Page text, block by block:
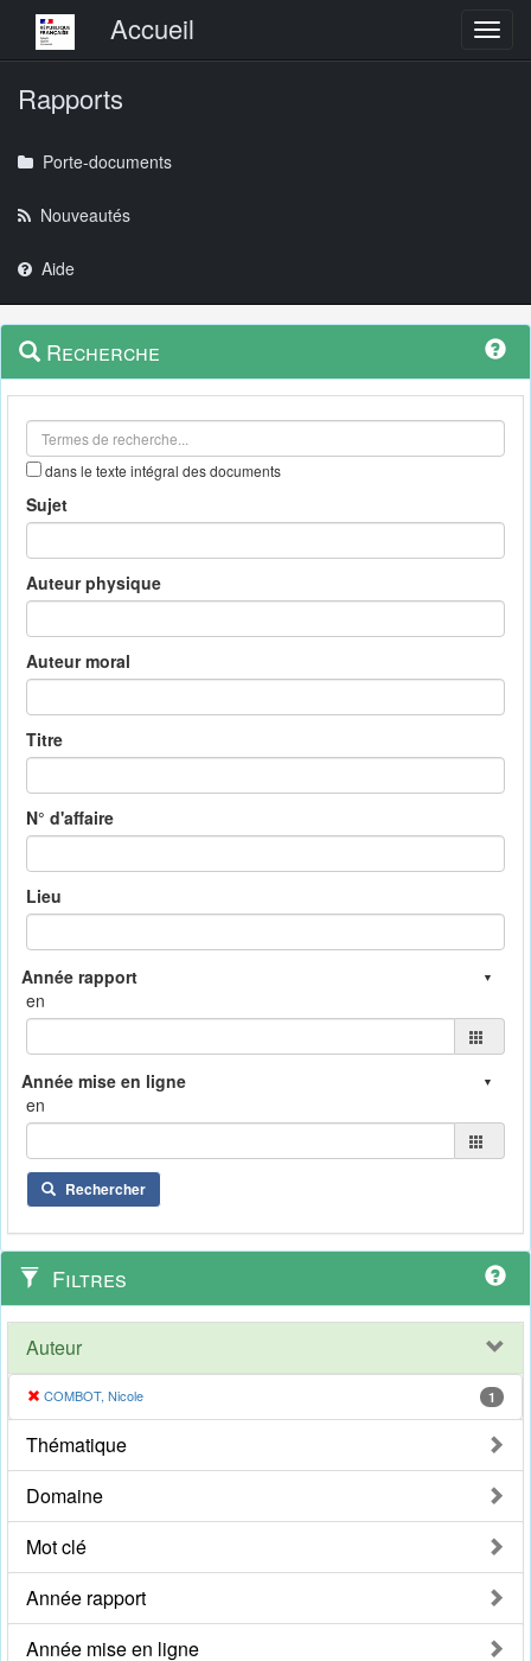
Menu principalAccueil
Rapports
Porte-documents
Nouveautés
Aide
Navigation
outils
Menu
contextuel
Recherche
dans le texte intégral des documents
Sujet
Auteur physique
Auteur moral
Titre
N° d'affaire
Lieu
en
en
Rechercher
Filtres
Auteur
COMBOT, Nicole 1
Thématique
Domaine
Mot clé
Année rapport
Année mise en ligne